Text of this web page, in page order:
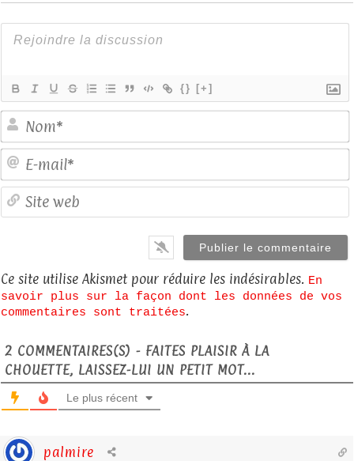
{} [+]
Ce site utilise Akismet pour réduire les indésirables. En
savoir plus sur la façon dont les données de vos
commentaires sont traitées.
2 COMMENTAIRES(S) - FAITES PLAISIR À LA
CHOUETTE, LAISSEZ-LUI UN PETIT MOT...
Le plus récent
palmire